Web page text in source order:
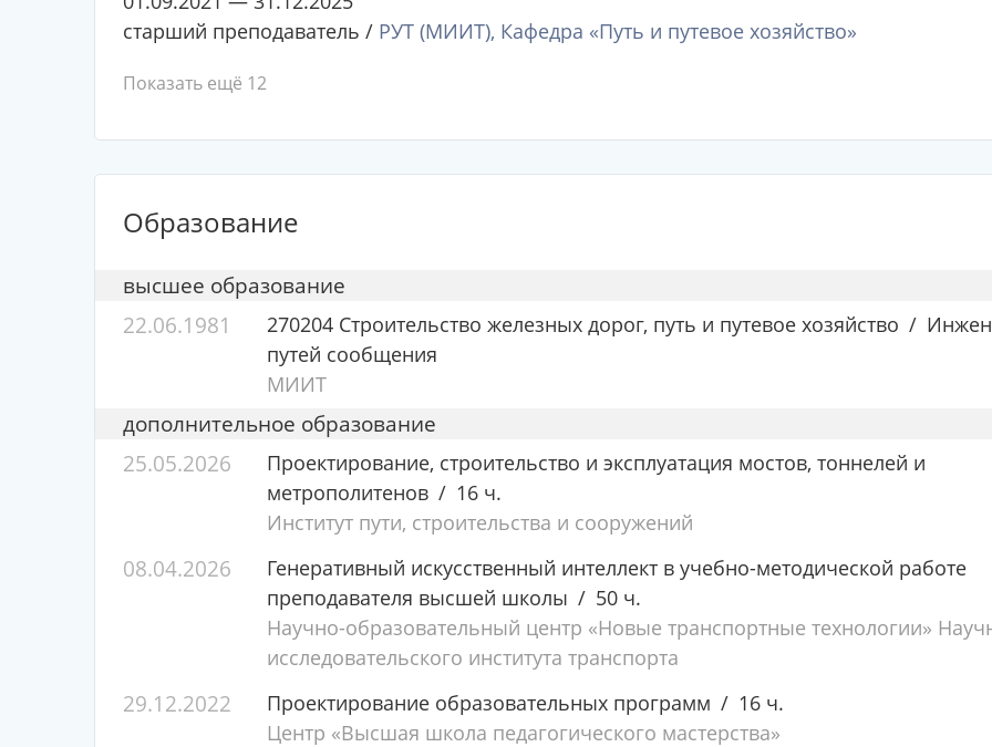
старший преподаватель / РУТ (МИИТ), Кафедра «Путь и путевое хозяйство»
Показать ещё 12
Образование
высшее образование
22.06.1981
270204 Строительство железных дорог, путь и путевое хозяйство
путей сообщения
МИИТ
дополнительное образование
25.05.2026
Проектирование, строительство и эксплуатация мостов, тоннелей и
метрополитенов
16 ч.
Институт пути, строительства и сооружений
08.04.2026
Генеративный искусственный интеллект в учебно-методической работе
преподавателя высшей школы
50 ч.
Научно-образовательный центр «Новые транспортные технологии»
исследовательского института транспорта
29.12.2022 Проектирование образовательных программ
16 ч.
Центр «Высшая школа педагогического мастерства»